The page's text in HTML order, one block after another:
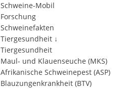
Schweine-Mobil
Forschung
Schweinefakten
Tiergesundheit ↓
Tiergesundheit
Maul- und Klauenseuche (MKS)
Afrikanische Schweinepest (ASP)
Blauzungenkrankheit (BTV)